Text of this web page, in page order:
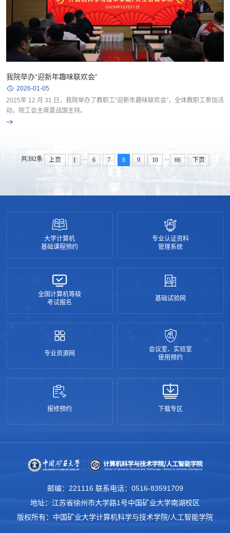
我院举办“迎新年趣味联欢会”
2026-01-05
2025年 12 月 31 日，我院举办了教职工“迎新年趣味联欢会”，全体教职工参加活
动，院工会主席夏战国主持。
共392条 上页 1 ... 6 7 8 9 10 ... 66 下页
大学计算机
基础课程预约
专业认证资料
管理系统
全国计算机等级
考试报名
基础试验网
专业资源网
会议室、实验室
使用预约
报修预约 下载专区
邮编：221116 联系电话：0516-83591709
地址：江苏省徐州市大学路1号中国矿业大学南湖校区
版权所有：中国矿业大学计算机科学与技术学院/人工智能学院